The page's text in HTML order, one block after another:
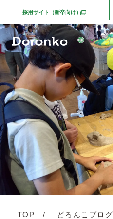
採用サイト（新卒向け）別ウィンドウで開きます
TOP どろんこブログ